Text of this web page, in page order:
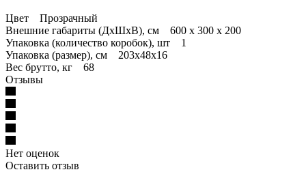
Цвет Прозрачный
Внешние габариты (ДхШхВ), см 600 х 300 х 200
Упаковка (количество коробок), шт 1
Упаковка (размер), см 203х48х16
Вес брутто, кг 68
Отзывы
Нет оценок
Оставить отзыв